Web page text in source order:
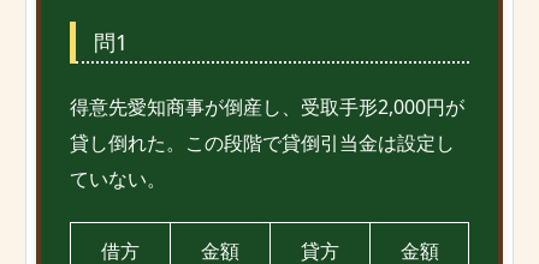
問1
得意先愛知商事が倒産し、受取手形2,000円が
貸し倒れた。この段階で貸倒引当金は設定し
ていない。
借方 金額 貸方 金額